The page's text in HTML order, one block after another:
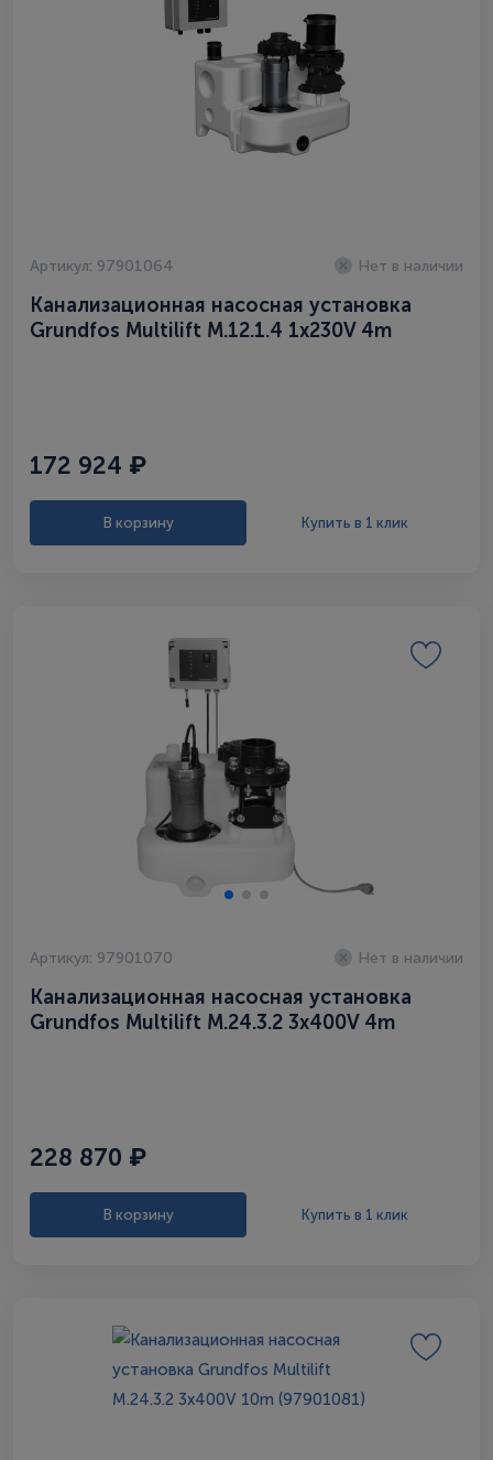
Артикул: 97901064 Нет в наличии
Канализационная насосная установка
Grundfos Multilift M.12.1.4 1x230V 4m
172 924 ₽
В корзину Купить в 1 клик
Артикул: 97901070 Нет в наличии
Канализационная насосная установка
Grundfos Multilift M.24.3.2 3x400V 4m
228 870 ₽
В корзину Купить в 1 клик